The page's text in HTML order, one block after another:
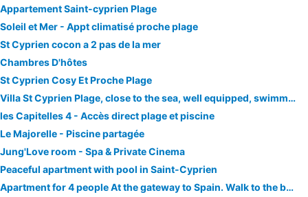
Appartement Saint-cyprien Plage
Soleil et Mer - Appt climatisé proche plage
St Cyprien cocon a 2 pas de la mer
Chambres D'hôtes
St Cyprien Cosy Et Proche Plage
Villa St Cyprien Plage, close to the sea, well equipped, swimming pool. Ideal for families!
les Capitelles 4 - Accès direct plage et piscine
Le Majorelle - Piscine partagée
Jung'Love room - Spa & Private Cinema
Peaceful apartment with pool in Saint-Cyprien
Apartment for 4 people At the gateway to Spain. Walk to the beach.